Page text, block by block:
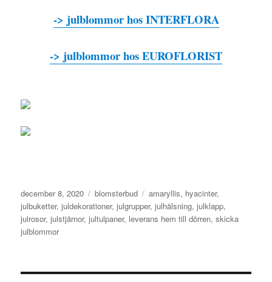
-> julblommor hos INTERFLORA
-> julblommor hos EUROFLORIST
Publicerat
den
december 8, 2020 Kategorier
blomsterbud Etiketter
amaryllis, hyacinter,
julbuketter,juldekorationer,julgrupper,julhälsning,julklapp,
julrosor,julstjärnor,jultulpaner, leverans hem till dörren,skicka
julblommor